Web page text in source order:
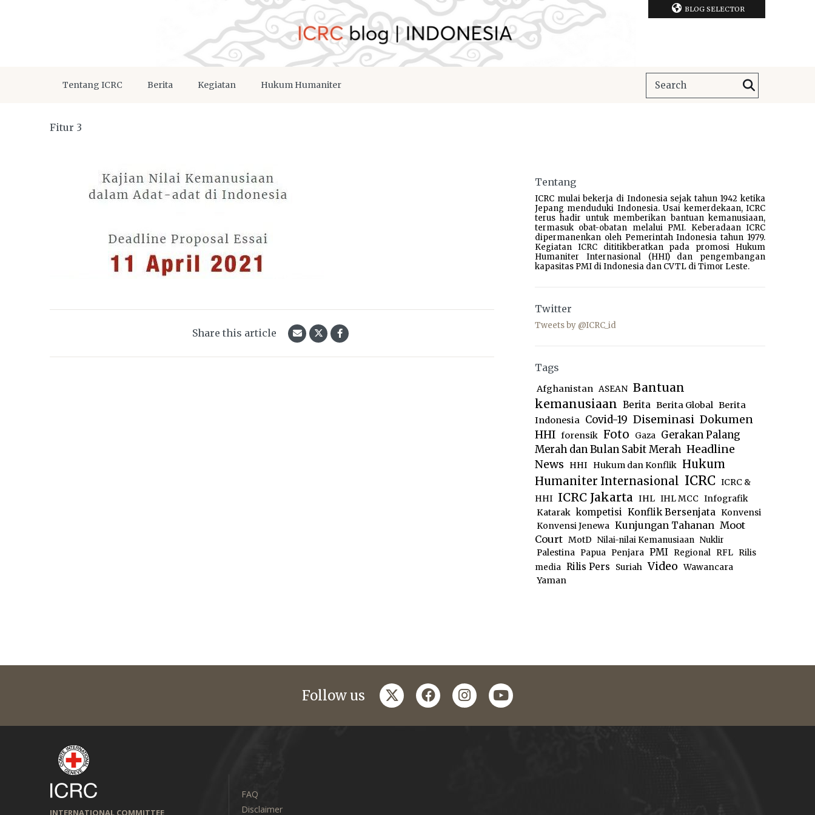
BLOG SELECTOR
Tentang ICRC Berita Kegiatan Hukum Humaniter
Fitur 3
Share this article
Tentang
ICRC mulai bekerja di Indonesia sejak tahun 1942 ketika
Jepang menduduki Indonesia. Usai kemerdekaan, ICRC
terus hadir untuk memberikan bantuan kemanusiaan,
termasuk obat-obatan melalui PMI. Keberadaan ICRC
dipermanenkan oleh Pemerintah Indonesia tahun 1979.
Kegiatan ICRC dititikberatkan pada promosi Hukum
Humaniter Internasional (HHI) dan pengembangan
kapasitas PMI di Indonesia dan CVTL di Timor Leste.
Twitter
Tweets by @ICRC_id
Tags
Afghanistan ASEAN Bantuan
kemanusiaan Berita Berita Global Berita
Indonesia Covid-19 Diseminasi Dokumen
HHI forensik Foto Gaza Gerakan Palang
Merah dan Bulan Sabit Merah Headline
News
HHI Hukum dan Konflik Hukum
Humaniter Internasional ICRC ICRC &
HHI ICRC Jakarta IHL IHL MCC Infografik
Katarak kompetisi Konflik Bersenjata Konvensi
Konvensi Jenewa Kunjungan Tahanan Moot
Court MotD Nilai-nilai Kemanusiaan Nuklir
Palestina
Papua Penjara PMI Regional RFL
Rilis
media Rilis Pers Suriah Video Wawancara
Yaman
Follow us twitterfacebookinstagram
youtube
INTERNATIONAL COMMITTEE
FAQ
Disclaimer